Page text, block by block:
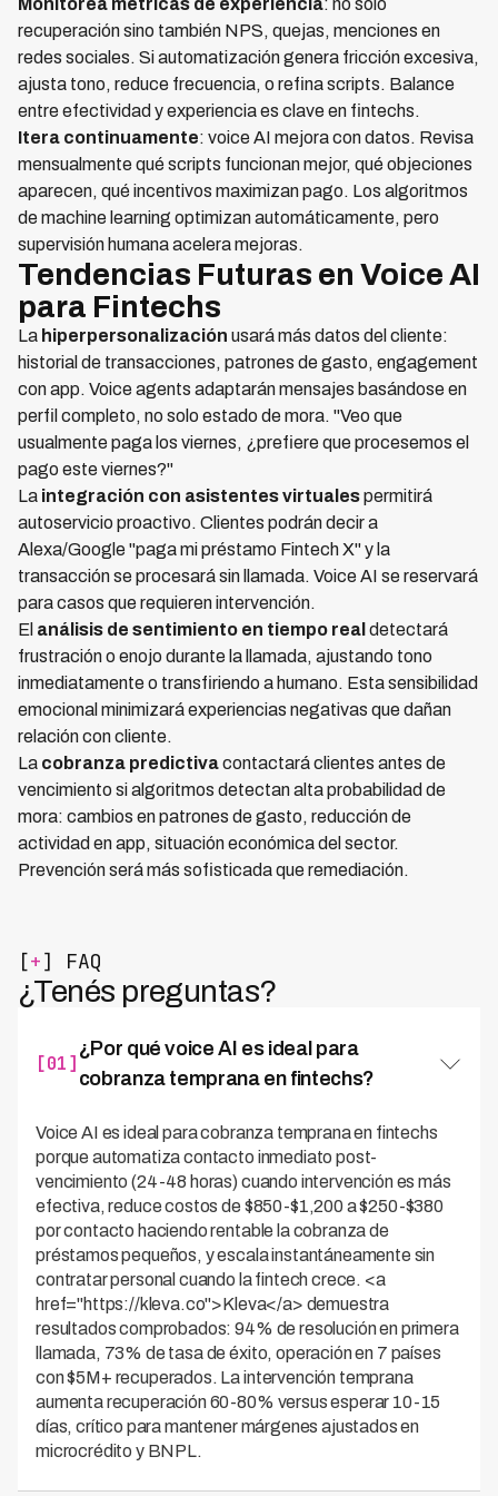
Monitorea métricas de experiencia: no solo
recuperación sino también NPS, quejas, menciones en
redes sociales. Si automatización genera fricción excesiva,
ajusta tono, reduce frecuencia, o refina scripts. Balance
entre efectividad y experiencia es clave en fintechs.
Itera continuamente: voice AI mejora con datos. Revisa
mensualmente qué scripts funcionan mejor, qué objeciones
aparecen, qué incentivos maximizan pago. Los algoritmos
de machine learning optimizan automáticamente, pero
supervisión humana acelera mejoras.
Tendencias Futuras en Voice AI
para Fintechs
La hiperpersonalización usará más datos del cliente:
historial de transacciones, patrones de gasto, engagement
con app. Voice agents adaptarán mensajes basándose en
perfil completo, no solo estado de mora. "Veo que
usualmente paga los viernes, ¿prefiere que procesemos el
pago este viernes?"
La integración con asistentes virtualespermitirá
autoservicio proactivo. Clientes podrán decir a
Alexa/Google "paga mi préstamo Fintech X" y la
transacción se procesará sin llamada. Voice AI se reservará
para casos que requieren intervención.
El análisis de sentimiento en tiempo real detectará
frustración o enojo durante la llamada, ajustando tono
inmediatamente o transfiriendo a humano. Esta sensibilidad
emocional minimizará experiencias negativas que dañan
relación con cliente.
La cobranza predictivacontactará clientes antes de
vencimiento si algoritmos detectan alta probabilidad de
mora: cambios en patrones de gasto, reducción de
actividad en app, situación económica del sector.
Prevención será más sofisticada que remediación.
[+] FAQ
¿Tenés preguntas?
[01]
¿Por qué voice AI es ideal para
cobranza temprana en fintechs?
Voice AI es ideal para cobranza temprana en fintechs
porque automatiza contacto inmediato post-
vencimiento (24-48 horas) cuando intervención es más
efectiva, reduce costos de $850-$1,200 a $250-$380
por contacto haciendo rentable la cobranza de
préstamos pequeños, y escala instantáneamente sin
contratar personal cuando la fintech crece. <a
href="https://kleva.co">Kleva</a> demuestra
resultados comprobados: 94% de resolución en primera
llamada, 73% de tasa de éxito, operación en 7 países
con $5M+ recuperados. La intervención temprana
aumenta recuperación 60-80% versus esperar 10-15
días, crítico para mantener márgenes ajustados en
microcrédito y BNPL.